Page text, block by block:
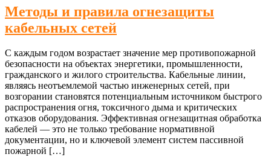
Методы и правила огнезащиты
кабельных сетей
С каждым годом возрастает значение мер противопожарной
безопасности на объектах энергетики, промышленности,
гражданского и жилого строительства. Кабельные линии,
являясь неотъемлемой частью инженерных сетей, при
возгорании становятся потенциальным источником быстрого
распространения огня, токсичного дыма и критических
отказов оборудования. Эффективная огнезащитная обработка
кабелей — это не только требование нормативной
документации, но и ключевой элемент систем пассивной
пожарной […]